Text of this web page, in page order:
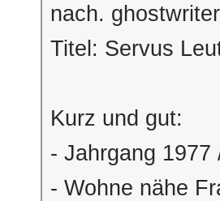
nach.
Titel: Servus
Kurz und gut:
- Jahrgang 1977
- Wohne nähe